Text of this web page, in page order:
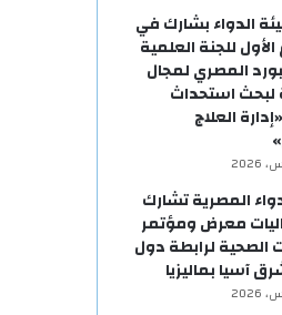
الدواء بشارك في
الأول للجنة العلمية
المصري لمجال
لبحث استحداث
العلاج
المصرية تشارك
معرض ومؤتمر
الصحية لرابطة دول
آسيا بماليزيا